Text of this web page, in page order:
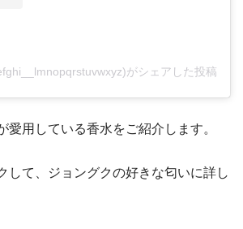
がシェアした投稿
愛用している香水をご紹介します。
して、ジョングクの好きな匂いに詳し